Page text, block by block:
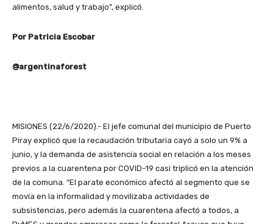
alimentos, salud y trabajo”, explicó.
Por Patricia Escobar
@argentinaforest
MISIONES (22/6/2020).- El jefe comunal del municipio de Puerto
Piray explicó que la recaudación tributaria cayó a solo un 9% a
junio, y la demanda de asistencia social en relación a los meses
previos a la cuarentena por COVID-19 casi triplicó en la atención
de la comuna. “El parate económico afectó al segmento que se
movía en la informalidad y movilizaba actividades de
subsistencias, pero además la cuarentena afectó a todos, a